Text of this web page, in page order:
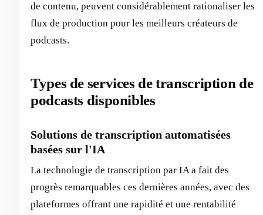
de contenu, peuvent considérablement rationaliser les
flux de production pour les meilleurs créateurs de
podcasts.
Types de services de transcription de
podcasts disponibles
Solutions de transcription automatisées
basées sur l'IA
La technologie de transcription par IA a fait des
progrès remarquables ces dernières années, avec des
plateformes offrant une rapidité et une rentabilité